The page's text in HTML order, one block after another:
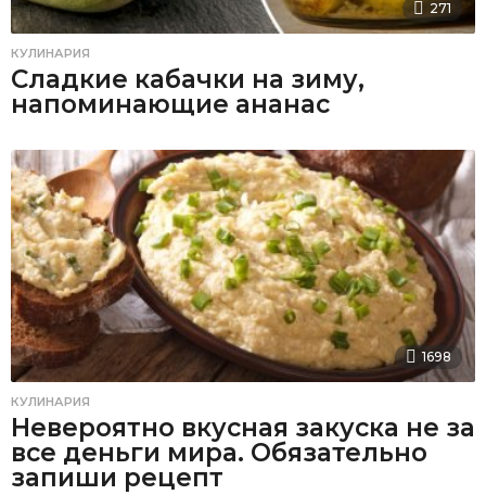
271
КУЛИНАРИЯ
Сладкие кабачки на зиму,
напоминающие ананас
1698
КУЛИНАРИЯ
Невероятно вкусная закуска не за
все деньги мира. Обязательно
запиши рецепт